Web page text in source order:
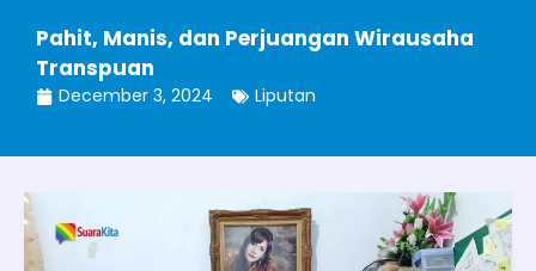
Pahit, Manis, dan Perjuangan Wirausaha
Transpuan
December 3, 2024 Liputan